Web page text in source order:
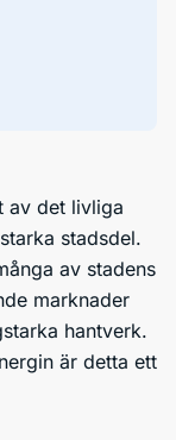
av det livliga
stadsdel.
av stadens
marknader
hantverk.
är detta ett